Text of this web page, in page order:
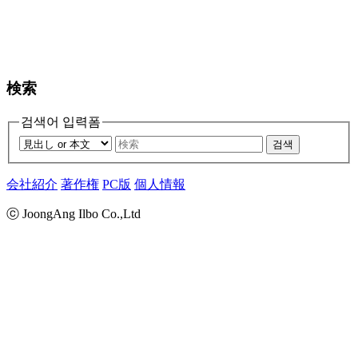
検索
검색어 입력폼
검색
会社紹介 著作権 PC版 個人情報
ⓒ JoongAng Ilbo Co.,Ltd